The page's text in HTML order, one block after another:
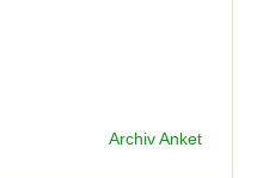
Archiv Anket